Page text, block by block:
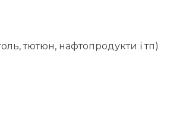
тютюн, нафтопродукти і тп)